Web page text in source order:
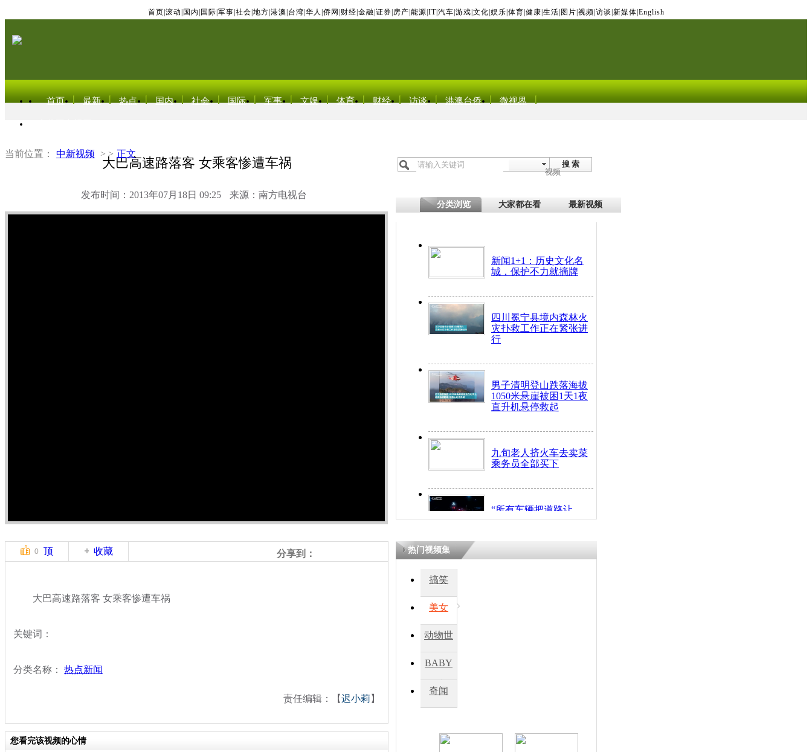
首页 滚动 国内 国际 军事 社会 地方 港澳 台湾 华人 侨网 财经 金融 证券 房产 能源 IT| 汽车 游戏 文化 娱乐 体育 健康 生活 图片 视频 访谈 新媒体 English
首页 最新 热点 国内 社会 国际 军事 文娱 体育 财经 访谈 港澳台侨 微视界
当前位置： 中新视频 > > 正文
大巴高速路落客 女乘客惨遭车祸
发布时间：2013年07月18日 09:25 来源：南方电视台
搜 索
视频
分类浏览 大家都在看 最新视频
新闻1+1：历史文化名
城，保护不力就摘牌
四川冕宁县境内森林火
灾扑救工作正在紧张进
行
男子清明登山跌落海拔
1050米悬崖被困1天1夜
直升机悬停救起
九旬老人挤火车去卖菜
乘务员全部买下
“所有车辆把道路让
开！”儿童突发疾病交
0 顶 收藏 分享到：
大巴高速路落客 女乘客惨遭车祸
关键词：
分类名称： 热点新闻
责任编辑：【迟小莉 】
您看完该视频的心情
热门视频集
搞笑
美女
动物世
BABY
秀
奇闻